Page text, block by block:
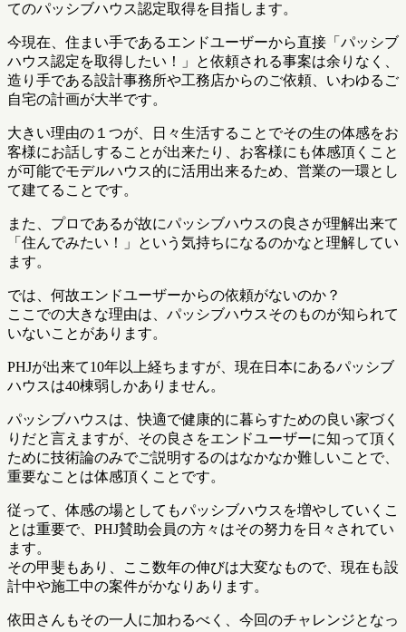
てのパッシブハウス認定取得を目指します。
今現在、住まい手であるエンドユーザーから直接「パッシブ
ハウス認定を取得したい！」と依頼される事案は余りなく、
造り手である設計事務所や工務店からのご依頼、いわゆるご
自宅の計画が大半です。
大きい理由の１つが、日々生活することでその生の体感をお
客様にお話しすることが出来たり、お客様にも体感頂くこと
が可能でモデルハウス的に活用出来るため、営業の一環とし
て建てることです。
また、プロであるが故にパッシブハウスの良さが理解出来て
「住んでみたい！」という気持ちになるのかなと理解してい
ます。
では、何故エンドユーザーからの依頼がないのか？
ここでの大きな理由は、パッシブハウスそのものが知られて
いないことがあります。
PHJが出来て10年以上経ちますが、現在日本にあるパッシブ
ハウスは40棟弱しかありません。
パッシブハウスは、快適で健康的に暮らすための良い家づく
りだと言えますが、その良さをエンドユーザーに知って頂く
ために技術論のみでご説明するのはなかなか難しいことで、
重要なことは体感頂くことです。
従って、体感の場としてもパッシブハウスを増やしていくこ
とは重要で、PHJ賛助会員の方々はその努力を日々されてい
ます。
その甲斐もあり、ここ数年の伸びは大変なもので、現在も設
計中や施工中の案件がかなりあります。
依田さんもその一人に加わるべく、今回のチャレンジとなっ